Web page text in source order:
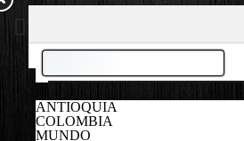
ANTIOQUIA
COLOMBIA
MUNDO